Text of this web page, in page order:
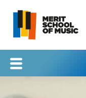
contenido